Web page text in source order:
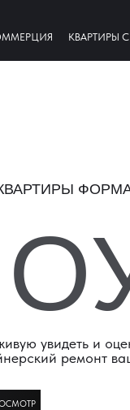
КВАРТИРЫ
увидеть и
ремонт